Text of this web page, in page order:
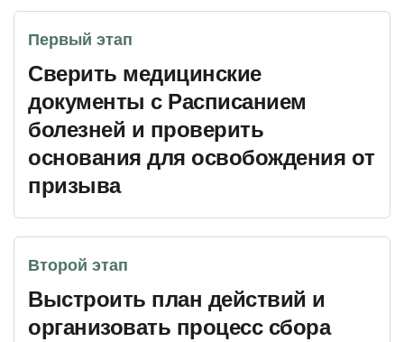
Первый этап
Сверить медицинские
документы с Расписанием
болезней и проверить
основания для освобождения от
призыва
Второй этап
Выстроить план действий и
организовать процесс сбора